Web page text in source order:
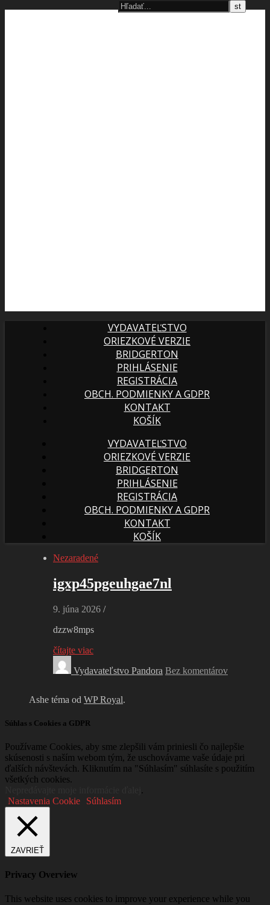
VYDAVATEĽSTVO
ORIEZKOVÉ VERZIE
BRIDGERTON
PRIHLÁSENIE
REGISTRÁCIA
OBCH. PODMIENKY A GDPR
KONTAKT
KOŠÍK
VYDAVATEĽSTVO
ORIEZKOVÉ VERZIE
BRIDGERTON
PRIHLÁSENIE
REGISTRÁCIA
OBCH. PODMIENKY A GDPR
KONTAKT
KOŠÍK
Nezaradené
igxp45pgeuhgae7nl
9. júna 2026 /
dzzw8mps
čítajte viac
Vydavateľstvo Pandora Bez komentárov
Ashe téma od WP Royal.
Súhlas s Cookies a GDPR
Používame Cookies, aby sme zlepšili vám priniesli čo najlepšie
skúsenosti s naším webom tým, že uschovávame vaše údaje pri
ďalších návštevách. Kliknutím na "Súhlasím" súhlasíte s použitím
všetkých cookies.
.
Nastavenia Cookie
Súhlasím
ZAVRIEŤ
Privacy Overview
This website uses cookies to improve your experience while you